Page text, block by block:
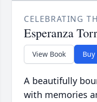
CELEBRATING
Esperanza
View Book Buy
A beautifully
with memories